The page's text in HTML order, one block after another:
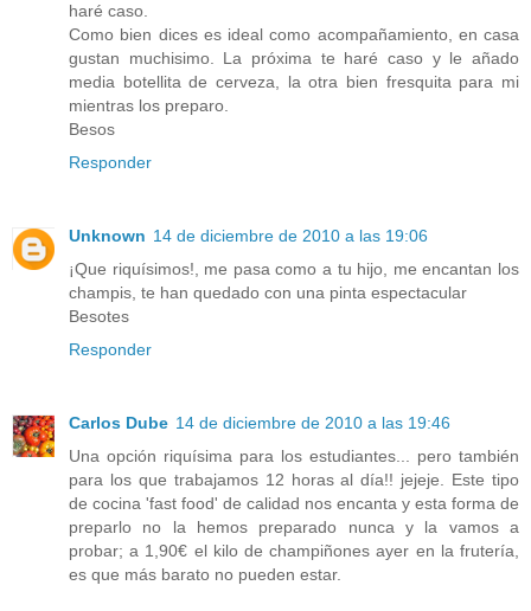
haré caso.
Como bien dices es ideal como acompañamiento, en casa
gustan muchisimo. La próxima te haré caso y le añado
media botellita de cerveza, la otra bien fresquita para mi
mientras los preparo.
Besos
Responder
Unknown 14 de diciembre de 2010 a las 19:06
¡Que riquísimos!, me pasa como a tu hijo, me encantan los
champis, te han quedado con una pinta espectacular
Besotes
Responder
Carlos Dube 14 de diciembre de 2010 a las 19:46
Una opción riquísima para los estudiantes... pero también
para los que trabajamos 12 horas al día!! jejeje. Este tipo
de cocina 'fast food' de calidad nos encanta y esta forma de
preparlo no la hemos preparado nunca y la vamos a
probar; a 1,90€ el kilo de champiñones ayer en la frutería,
es que más barato no pueden estar.